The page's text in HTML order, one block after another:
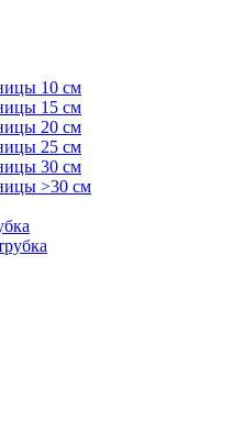
10 см
15 см
20 см
25 см
30 см
>30 см